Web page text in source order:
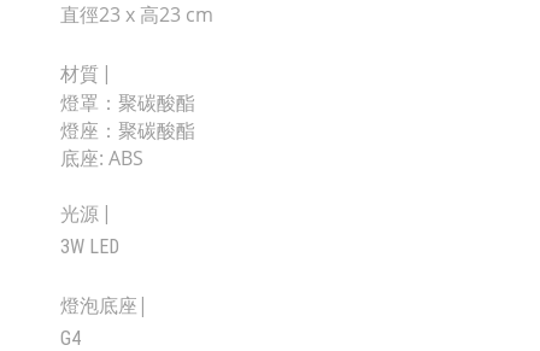
直徑23 x 高23 cm
材質 |
燈罩： 聚碳酸酯
燈座： 聚碳酸酯
底座: ABS
光源 |
3W LED
燈泡底座 |
G4